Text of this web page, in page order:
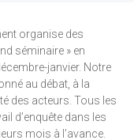
organise des
séminaire » en
janvier. Notre
au débat, à la
des acteurs. Tous les
d’enquête dans les
mois à l’avance.